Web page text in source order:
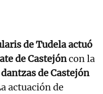
de Tudela actuó
de Castejóncon la
de Castejón
actuación de